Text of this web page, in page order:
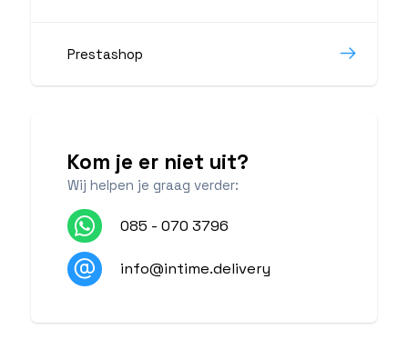
Prestashop
Kom je er niet uit?
Wij helpen je graag verder:
085 - 070 3796
info@intime.delivery